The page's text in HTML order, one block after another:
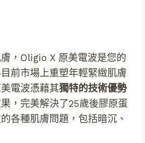
，Oligio X 原美電波是您的
前市場上重塑年輕緊緻肌膚
電波憑藉其獨特的技術優勢
，完美解決了25歲後膠原蛋
各種肌膚問題，包括暗沉、